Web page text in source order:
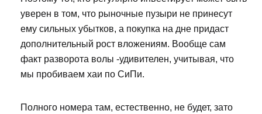
уверен в том, что рыночные пузыри не принесут
ему сильных убытков, а покупка на дне придаст
дополнительный рост вложениям. Вообще сам
факт разворота волы -удивителен, учитывая, что
мы пробиваем хаи по СиПи.
Полного номера там, естественно, не будет, зато